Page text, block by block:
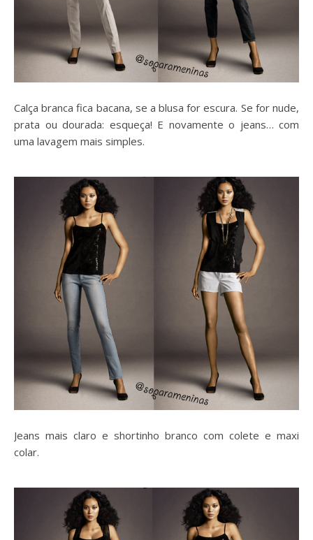
Calça branca fica bacana, se a blusa for escura. Se for nude,
prata ou dourada: esqueça! E novamente o jeans… com
uma lavagem mais simples.
Jeans mais claro e shortinho branco com colete e maxi
colar.